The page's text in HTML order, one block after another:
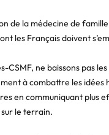
de la médecine de
les Français doivent
CSMF, ne baissons pas
à combattre les idées
en communiquant plus
le terrain.